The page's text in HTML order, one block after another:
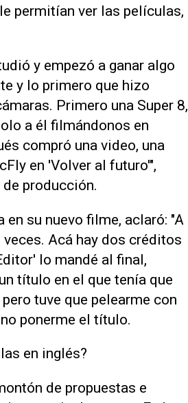
permitían ver las películas,
y empezó a ganar algo
y lo primero que hizo
Primero una Super 8,
a él filmándonos en
compró una video, una
en 'Volver al futuro'",
producción.
su nuevo filme, aclaró: "A
Acá hay dos créditos
lo mandé al final,
título en el que tenía que
tuve que pelearme con
ponerme el título.
en inglés?
de propuestas e